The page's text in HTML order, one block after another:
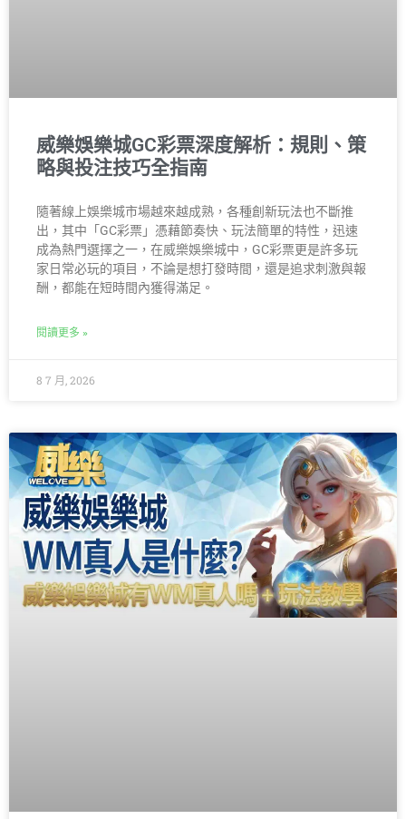
威樂娛樂城GC彩票深度解析：規則、策
略與投注技巧全指南
隨著線上娛樂城市場越來越成熟，各種創新玩法也不斷推
出，其中「GC彩票」憑藉節奏快、玩法簡單的特性，迅速
成為熱門選擇之一，在威樂娛樂城中，GC彩票更是許多玩
家日常必玩的項目，不論是想打發時間，還是追求刺激與報
酬，都能在短時間內獲得滿足。
閱讀更多 »
8 7 月, 2026